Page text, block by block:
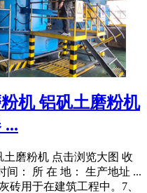
机 铝矾土磨粉机
...
土磨粉机 点击浏览大图 收
间： 所 在 地： 生产地址 ...
砖用于在建筑工程中。7、